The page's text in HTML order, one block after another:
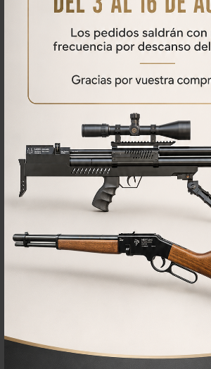
No se han encontrado comentarios